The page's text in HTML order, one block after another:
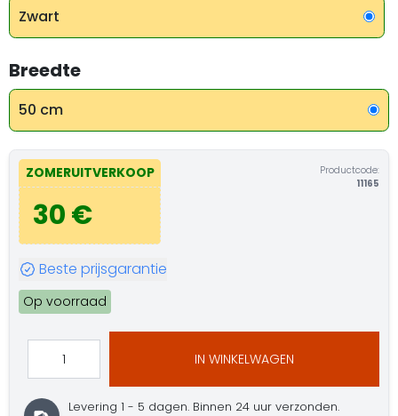
Zwart
Breedte
50 cm
ZOMERUITVERKOOP
30 €
Productcode:
11165
Beste prijsgarantie
Op voorraad
IN WINKELWAGEN
Levering 1 - 5 dagen. Binnen 24 uur verzonden.